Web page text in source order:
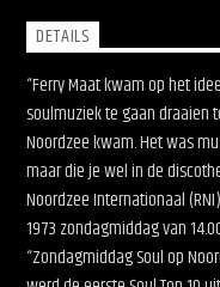
DETAILS
“Ferry Maat kwam op het
soulmuziek te gaan draaien
Noordzee kwam. Het was
maar die je wel in de
Noordzee Internationaal
1973 zondagmiddag van
“Zondagmiddag Soul op